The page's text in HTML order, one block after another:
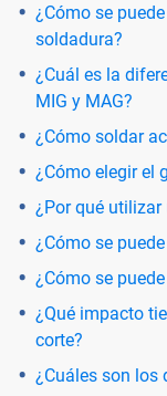
¿Cómo se
soldadura?
¿Cuál es la
MIG y MAG?
¿Cómo soldar
¿Cómo elegir el
¿Por qué
¿Cómo se
¿Cómo se
¿Qué impacto
corte?
¿Cuáles son los